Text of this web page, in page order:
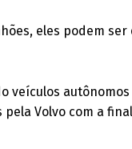
eles podem
veículos
Volvo com a